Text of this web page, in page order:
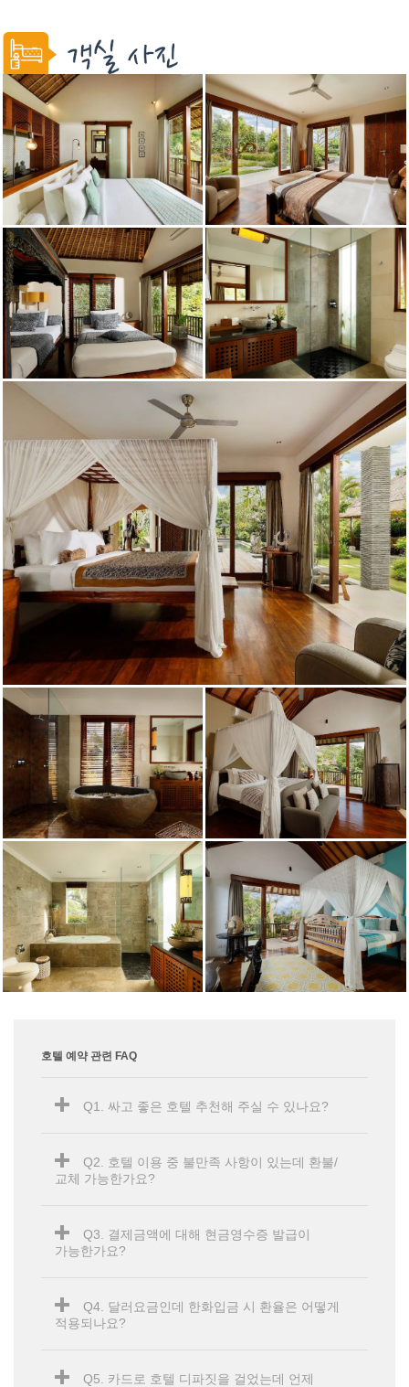
호텔 예약 관련 FAQ
Q1. 싸고 좋은 호텔 추천해 주실 수 있나요?
Q2. 호텔 이용 중 불만족 사항이 있는데 환불/
교체 가능한가요?
Q3. 결제금액에 대해 현금영수증 발급이
가능한가요?
Q4. 달러요금인데 한화입금 시 환율은 어떻게
적용되나요?
Q5. 카드로 호텔 디파짓을 걸었는데 언제